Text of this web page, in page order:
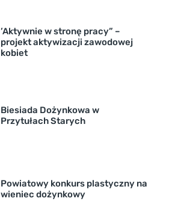
’Aktywnie w stronę pracy” –
projekt aktywizacji zawodowej
kobiet
Biesiada Dożynkowa w
Przytułach Starych
Powiatowy konkurs plastyczny na
wieniec dożynkowy